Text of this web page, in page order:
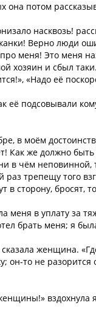
она потом
насквозь!
Верно люди
меня! Это меня
хозяин и сбыл
«Надо её
её подсовывали
в моём
Как же должно
в чём неповинной,
трепещу того
в сторону, бросят,
меня в уплату за
брать меня; я
женщина.
то не разорится
вздохнула